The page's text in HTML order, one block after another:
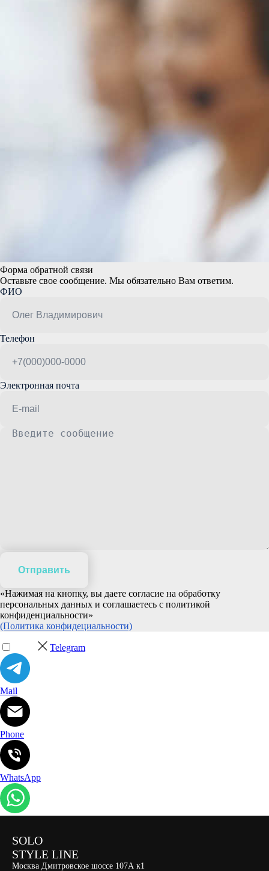
Форма обратной связи
Оставьте свое сообщение. Мы обязательно Вам ответим.
ФИО
Телефон
Электронная почта
Отправить
«Нажимая на кнопку, вы даете согласие на обработку
персональных данных и соглашаетесь c политикой
конфиденциальности»
(Политика конфидециальности)
Telegram
Mail
Phone
WhatsApp
SOLO
STYLE LINE
Москва Дмитровское шоссе 107А к1